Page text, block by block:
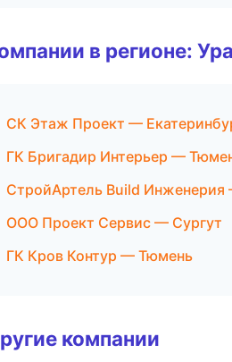
в регионе:
СК Этаж Проект —
ГК Бригадир Интерьер —
СтройАртель Build
ООО Проект Сервис — Сургут
ГК Кров Контур — Тюмень
компании